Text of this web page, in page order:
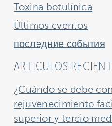
Toxina botulínica
Últimos eventos
последние события
ARTICULOS
¿Cuándo se debe
rejuvenecimiento
superior y tercio